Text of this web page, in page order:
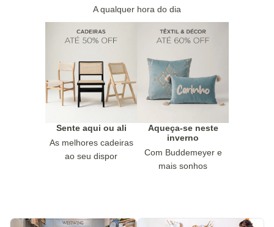
A qualquer hora do dia
Sente aqui ou ali
As melhores cadeiras
ao seu dispor
Aqueça-se neste
inverno
Com Buddemeyer e
mais sonhos